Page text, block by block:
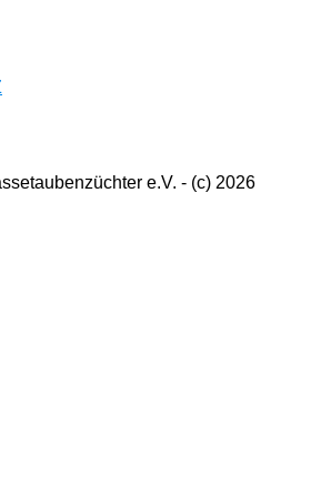
e.V. - (c) 2026